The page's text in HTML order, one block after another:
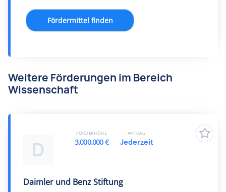
Fördermittel finden
Weitere Förderungen im Bereich
Wissenschaft
D
Daimler und Benz Stiftung
FÖRDERHÖHE
3.000.000 €
ANTRAG
Jederzeit